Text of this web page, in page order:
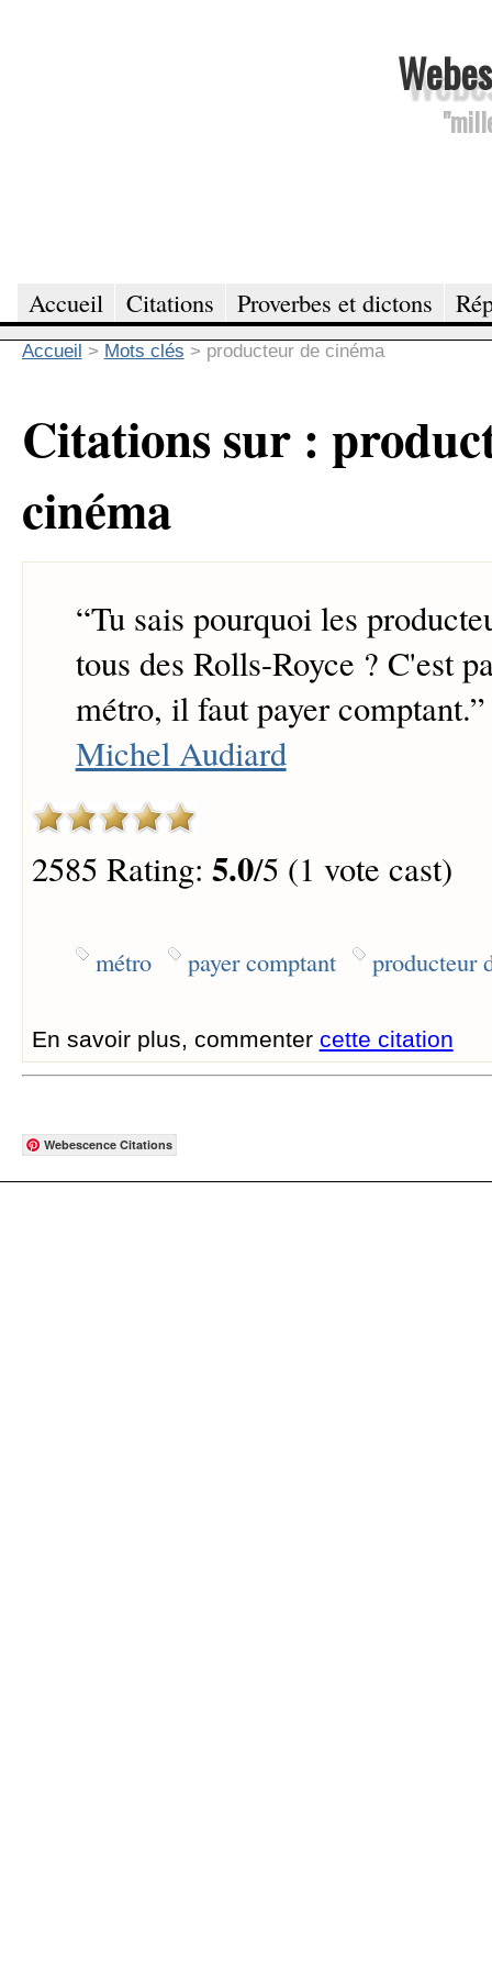
Accueil Citations Proverbes et dictons
Accueil > Mots clés > producteur de cinéma
Citations sur :
cinéma
“Tu sais pourquoi les
tous des Rolls-Royce ? C'est
métro, il faut payer comptant.”
Michel Audiard
2585 Rating: 5.0/5 (1 vote cast)
métro payer comptant producteur
En savoir plus, commenter cette citation
Webescence Citations